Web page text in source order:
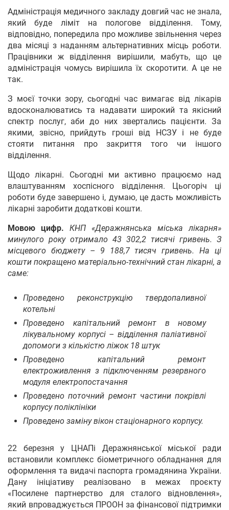
Адміністрація медичного закладу довгий час не знала,
який буде ліміт на пологове відділення. Тому,
відповідно, попередила про можливе звільнення через
два місяці з наданням альтернативних місць роботи.
Працівники ж відділення вирішили, мабуть, що це
адміністрація чомусь вирішила їх скоротити. А це не
так.
З моєї точки зору, сьогодні час вимагає від лікарів
вдосконалюватись та надавати широкий та якісний
спектр послуг, аби до них звертались пацієнти. За
якими, звісно, прийдуть гроші від НСЗУ і не буде
стояти питання про закриття того чи іншого
відділення.
Щодо лікарні. Сьогодні ми активно працюємо над
влаштуванням хоспісного відділення. Цьогоріч ці
роботи буде завершено і, думаю, це дасть можливість
лікарні заробити додаткові кошти.
Мовою цифр.
КНП «Деражнянська міська лікарня»
минулого року отримало 43 302,2 тисячі гривень. З
місцевого бюджету – 9 188,7 тисяч гривень. На ці
кошти покращено матеріально-технічний стан лікарні, а
саме:
Проведено реконструкцію твердопаливної
котельні
Проведено капітальний ремонт в новому
лікувальному корпусі – відділення паліативної
допомоги з кількістю ліжок 18 штук
Проведено капітальний ремонт
електроживлення з підключенням резервного
модуля електропостачання
Проведено поточний ремонт частини покрівлі
корпусу поліклініки
Проведено заміну вікон стаціонарного корпусу.
22 березня у ЦНАПі Деражнянської міської ради
встановили комплекс біометричного обладнання для
оформлення та видачі паспорта громадянина України.
Дану ініціативу реалізовано в межах проєкту
«Посилене партнерство для сталого відновлення»,
який впроваджується ПРООН за фінансової підтримки